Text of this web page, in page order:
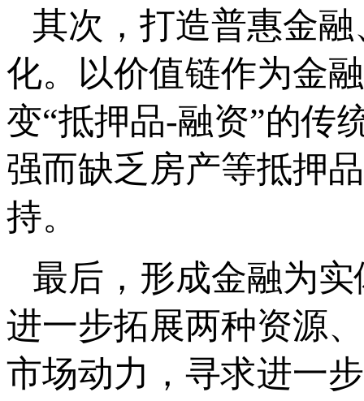
其次，打造普惠金
化。以价值链作为金
变“抵押品-融资”的传
强而缺乏房产等抵押
持。
最后，形成金融为
进一步拓展两种资源
市场动力，寻求进一